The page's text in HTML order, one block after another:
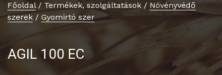
Főoldal/ Termékek, szolgáltatások / Növényvédő
szerek / Gyomirtó szer
AGIL 100 EC